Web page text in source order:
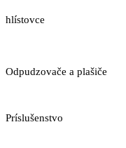
hlístovce
Odpudzovače a plašiče
Príslušenstvo